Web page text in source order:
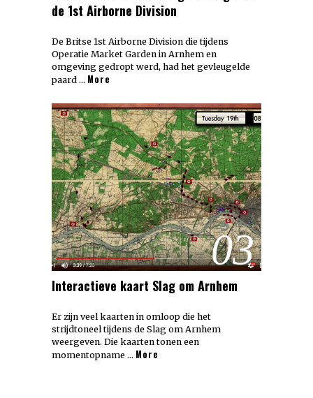
de 1st Airborne Division
De Britse 1st Airborne Division die tijdens
Operatie Market Garden in Arnhem en
omgeving gedropt werd, had het gevleugelde
paard … More
03
Interactieve kaart Slag om Arnhem
Er zijn veel kaarten in omloop die het
strijdtoneel tijdens de Slag om Arnhem
weergeven. Die kaarten tonen een
momentopname … More